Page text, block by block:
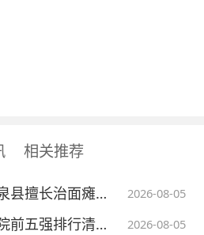
的发展以及在中国的普
治疗手段运用到银屑病
质量将会不断提高。
相关推荐
2026-08-05
排行榜”安徽省临泉县面瘫医院
2026-08-05
|瑞梦热蒸汽消融术医院清单